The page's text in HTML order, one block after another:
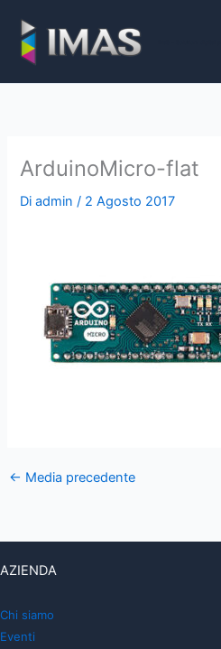
contenuto
ArduinoMicro-flat
Diadmin/ 2 Agosto 2017
← Media precedente
AZIENDA
Chi siamo
Eventi